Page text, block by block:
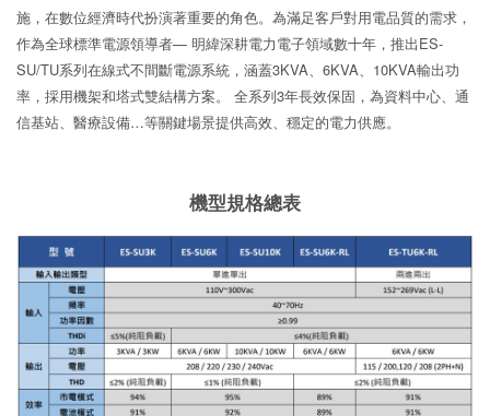
施，在數位經濟時代扮演著重要的角色。為滿足客戶對用電品質的需求，
作為全球標準電源領導者— 明緯深耕電力電子領域數十年，推出ES-
SU/TU系列在線式不間斷電源系統，涵蓋3KVA、6KVA、10KVA輸出功
率，採用機架和塔式雙結構方案。 全系列3年長效保固，為資料中心、通
信基站、醫療設備…等關鍵場景提供高效、穩定的電力供應。
機型規格總表